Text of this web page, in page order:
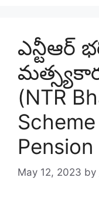
ఎన్టీఆర్
(NTR
May 12, 2023 by